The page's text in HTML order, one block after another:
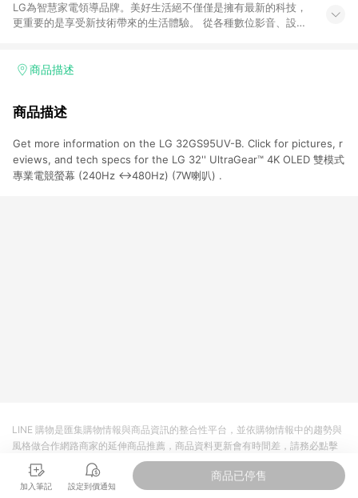
LG為智慧家電領導品牌。美好生活絕不僅僅是擁有最新的科技，
更重要的是享受新技術帶來的生活體驗。 從各種數位影音、設
輕鬆自在的生活！LG台灣 (LG Electronics Taiwan) 的產品操作
身份購買者適用。 排除：LG員購、LG集團關係企業、設計師VIP
為， 點數將排除發送，且LG保有回收點數之權利。
商品描述
商品描述
Get more information on the LG 32GS95UV-B. Click for pictures, r
eviews, and tech specs for the LG 32'' UltraGear™ 4K OLED 雙模式
專業電競螢幕 (240Hz ↔480Hz) (7W喇叭) .
加入筆記 設定到價通知
商品已停售
LINE 購物是匯集購物情報與商品資訊的整合性平台，並依購物情報中的趨勢與
風格做合作網路商家的延伸商品推薦，商品資料更新會有時間差，請務必點擊
商品至各合作網路商家，確認現售價與購物條件，一切資訊以合作廠商網頁為
準。